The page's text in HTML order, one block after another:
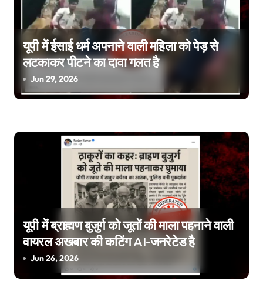
g
a
o
यूपी में ईसाई धर्म अपनाने वाली महिला को पेड़ से
लटकाकर पीटने का दावा गलत है
Jun 29, 2026
यूपी में ब्राह्मण बुजुर्ग को जूतों की माला पहनाने वाली
वायरल अखबार की कटिंग AI-जनरेटेड है
Jun 26, 2026